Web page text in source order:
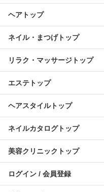
ヘアトップ
ネイル・まつげトップ
リラク・マッサージトップ
エステトップ
ヘアスタイルトップ
ネイルカタログトップ
美容クリニックトップ
ログイン / 会員登録